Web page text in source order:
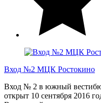
Вход №2 МЦК Ростокино
Вход № 2 в южный
открыт 10 сентября 2016